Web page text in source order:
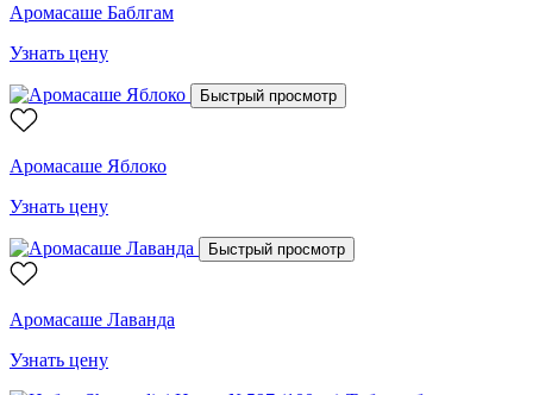
Аромасаше Баблгам
Узнать цену
Быстрый просмотр
Аромасаше Яблоко
Узнать цену
Быстрый просмотр
Аромасаше Лаванда
Узнать цену